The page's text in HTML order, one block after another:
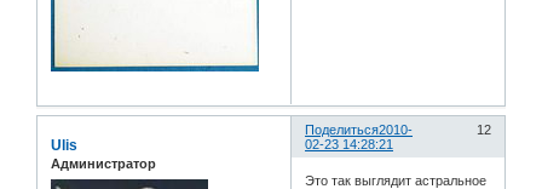
Поделиться 12
2010-
02-23 14:28:21
Ulis
Администратор
Это так выглядит астральное